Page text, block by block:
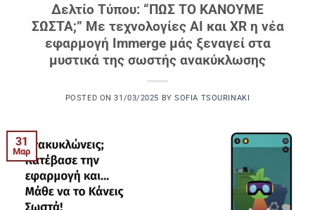
Δελτίο Τύπου: “ΠΩΣ ΤΟ ΚΑΝΟΥΜΕ
ΣΩΣΤΑ;” Με τεχνολογίες ΑΙ και XR η νέα
εφαρμογή Immerge μάς ξεναγεί στα
μυστικά της σωστής ανακύκλωσης
POSTED ON31/03/2025 BYSOFIA TSOURINAKI
31
Μαρ